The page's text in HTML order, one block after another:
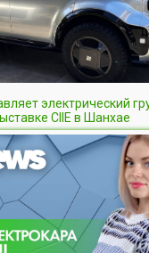
электрический
CIIE в Шанхае